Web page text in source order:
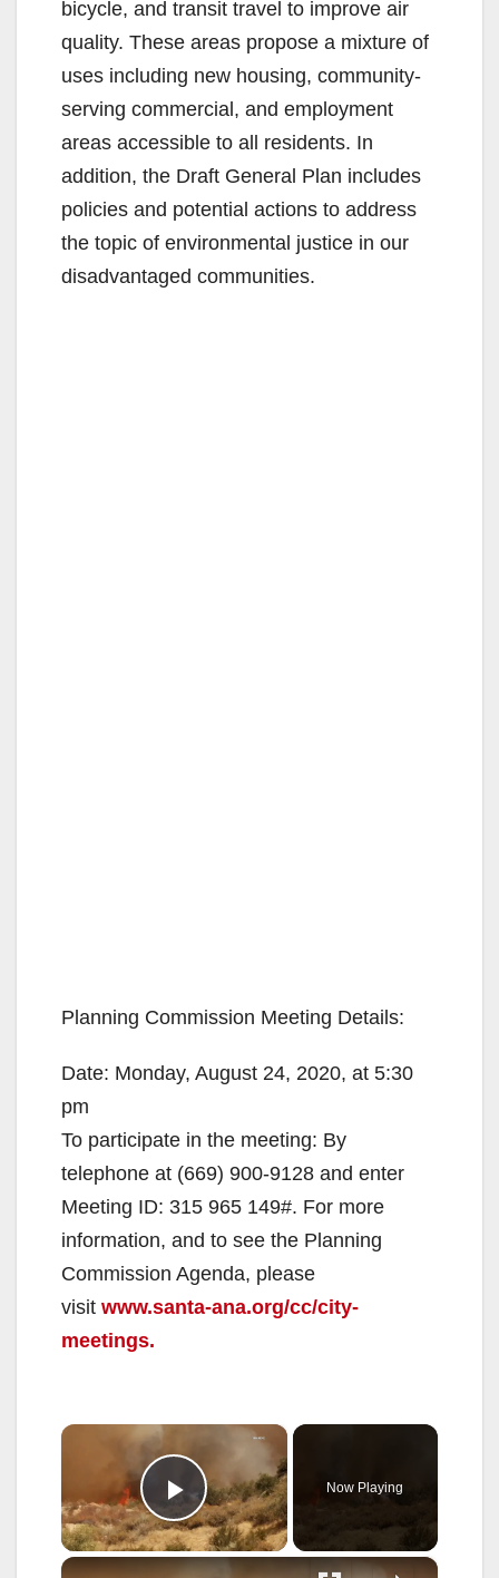
bicycle, and transit travel to improve air
quality. These areas propose a mixture of
uses including new housing, community-
serving commercial, and employment
areas accessible to all residents. In
addition, the Draft General Plan includes
policies and potential actions to address
the topic of environmental justice in our
disadvantaged communities.
Planning Commission Meeting Details:
Date: Monday, August 24, 2020, at 5:30
pm
To participate in the meeting: By
telephone at (669) 900-9128 and enter
Meeting ID: 315 965 149#. For more
information, and to see the Planning
Commission Agenda, please
visit www.santa-ana.org/cc/city-
meetings.
×
Play Video
Now Playing
×